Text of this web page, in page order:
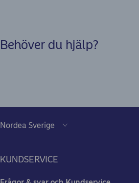
Behöver du hjälp?
KUNDSERVICE